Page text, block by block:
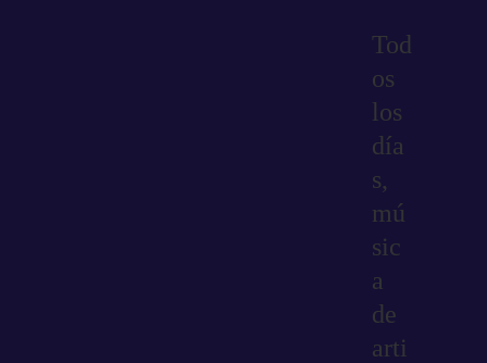
Tod
os
los
día
s,
mú
sic
a
de
arti